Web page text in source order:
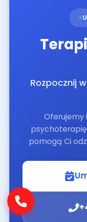
Rozpocznij
Oferujemy
psychoterapię
pomogą Ci